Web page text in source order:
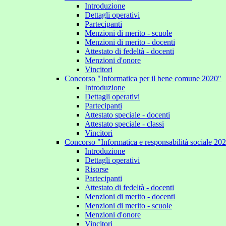
Introduzione
Dettagli operativi
Partecipanti
Menzioni di merito - scuole
Menzioni di merito - docenti
Attestato di fedeltà - docenti
Menzioni d'onore
Vincitori
Concorso "Informatica per il bene comune 2020"
Introduzione
Dettagli operativi
Partecipanti
Attestato speciale - docenti
Attestato speciale - classi
Vincitori
Concorso "Informatica e responsabilità sociale
Introduzione
Dettagli operativi
Risorse
Partecipanti
Attestato di fedeltà - docenti
Menzioni di merito - docenti
Menzioni di merito - scuole
Menzioni d'onore
Vincitori